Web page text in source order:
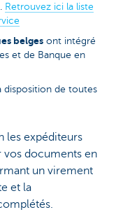
Retrouvez ici la liste
belges ont intégré
et de Banque en
disposition de toutes
les expéditeurs
vos documents en
un virement
et la